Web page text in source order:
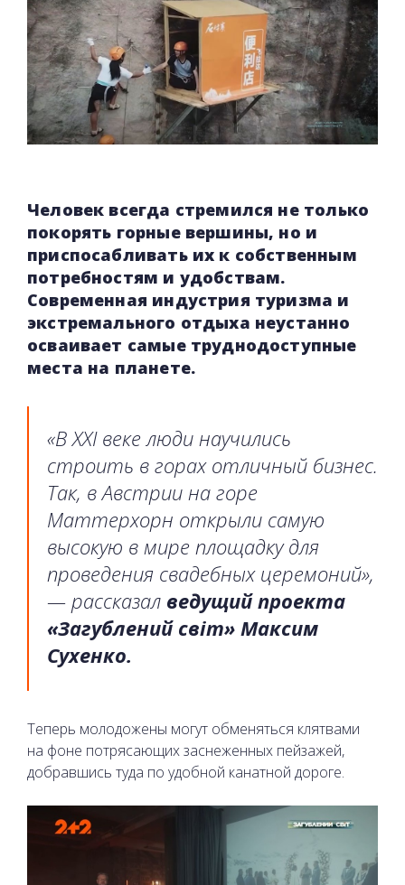
Человек всегда стремился не только
покорять горные вершины, но и
приспосабливать их к собственным
потребностям и удобствам.
Современная индустрия туризма и
экстремального отдыха неустанно
осваивает самые труднодоступные
места на планете.
«В XXI веке люди научились
строить в горах отличный бизнес.
Так, в Австрии на горе
Маттерхорн открыли самую
высокую в мире площадку для
проведения свадебных церемоний»,
— рассказал ведущий проекта
«Загублений світ» Максим
Сухенко.
Теперь молодожены могут обменяться клятвами
на фоне потрясающих заснеженных пейзажей,
добравшись туда по удобной канатной дороге.